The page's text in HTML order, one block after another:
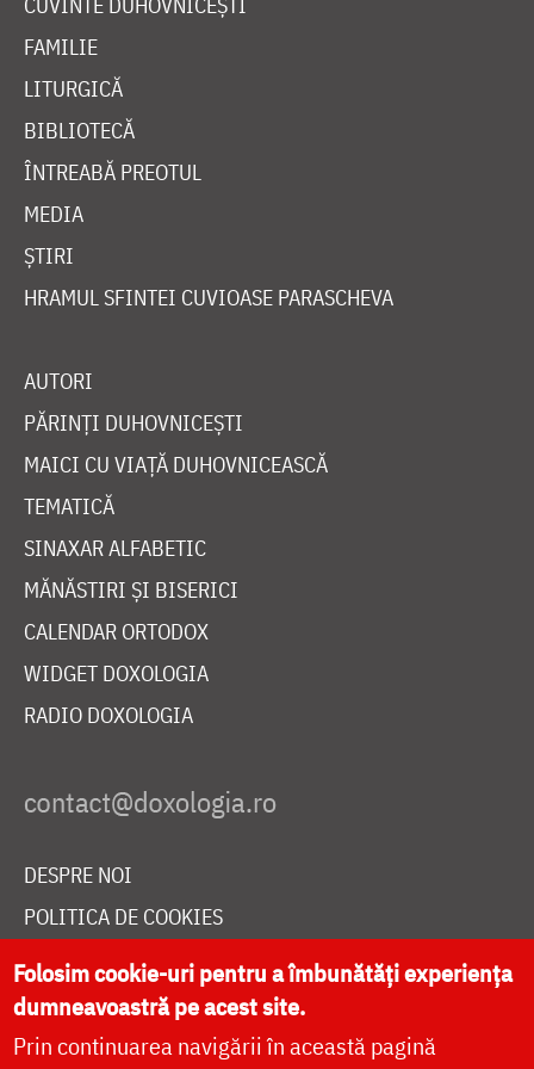
FAMILIE
LITURGICĂ
BIBLIOTECĂ
ÎNTREABĂ PREOTUL
MEDIA
ȘTIRI
HRAMUL SFINTEI CUVIOASE PARASCHEVA
AUTORI
PĂRINȚI DUHOVNICEȘTI
MAICI CU VIAȚĂ DUHOVNICEASCĂ
TEMATICĂ
SINAXAR ALFABETIC
MĂNĂSTIRI ȘI BISERICI
CALENDAR ORTODOX
WIDGET DOXOLOGIA
RADIO DOXOLOGIA
DESPRE NOI
POLITICA DE COOKIES
DONEAZĂ ONLINE PENTRU CATEDRALA NAȚIONALĂ
LIVE
Folosim cookie-uri pentru a îmbunătăți experiența
dumneavoastră pe acest site.
Prin continuarea navigării în această pagină